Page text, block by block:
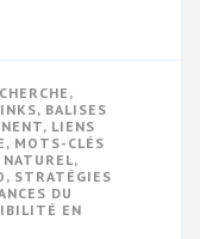
,
, BALISES
, LIENS
, MOTS-CLÉS
,
, STRATÉGIES
DU
EN